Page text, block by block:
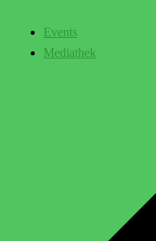
Events
Mediathek